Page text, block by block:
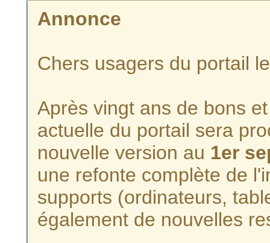
Annonce
Chers usagers du portail
Après vingt ans de bons
actuelle du portail sera
nouvelle version au 1er
une refonte complète de
supports (ordinateurs,
également de nouvelles